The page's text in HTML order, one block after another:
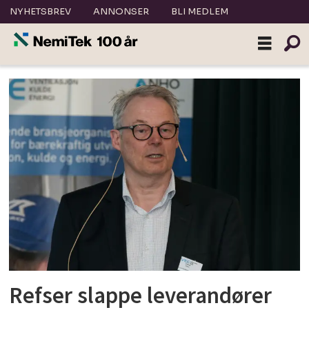
NYHETSBREV ANNONSER BLI MEDLEM
Tag:
steinar
holm
Refser slappe leverandører